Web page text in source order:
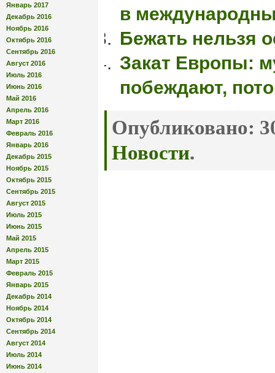
Январь 2017
Декабрь 2016
Ноябрь 2016
Октябрь 2016
Сентябрь 2016
Август 2016
Июль 2016
Июнь 2016
Май 2016
Апрель 2016
Март 2016
Февраль 2016
Январь 2016
Декабрь 2015
Ноябрь 2015
Октябрь 2015
Сентябрь 2015
Август 2015
Июль 2015
Июнь 2015
Май 2015
Апрель 2015
Март 2015
Февраль 2015
Январь 2015
Декабрь 2014
Ноябрь 2014
Октябрь 2014
Сентябрь 2014
Август 2014
Июль 2014
Июнь 2014
в
Бежать нельзя
Закат Европы:
побеждают,
Опубликовано:
Новости.